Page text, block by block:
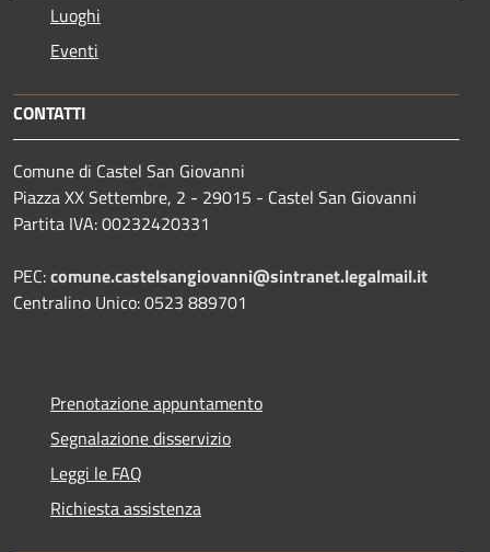
Luoghi
Eventi
CONTATTI
Comune di Castel San Giovanni
Piazza XX Settembre, 2 - 29015 - Castel San Giovanni
Partita IVA: 00232420331
PEC:comune.castelsangiovanni@sintranet.legalmail.it
Centralino Unico: 0523 889701
Prenotazione appuntamento
Segnalazione disservizio
Leggi le FAQ
Richiesta assistenza